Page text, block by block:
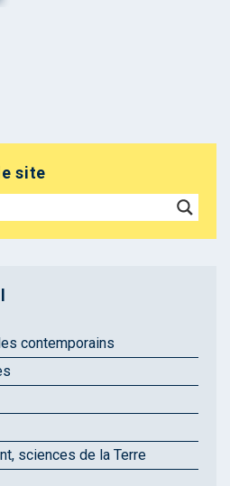
site
contemporains
sciences de la Terre